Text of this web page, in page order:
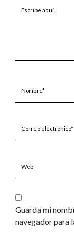
Escribe
electrónico*
Guarda mi
navegador para